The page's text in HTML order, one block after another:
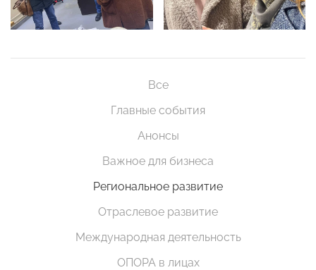
Все
Главные события
Анонсы
Важное для бизнеса
Региональное развитие
Отраслевое развитие
Международная деятельность
ОПОРА в лицах